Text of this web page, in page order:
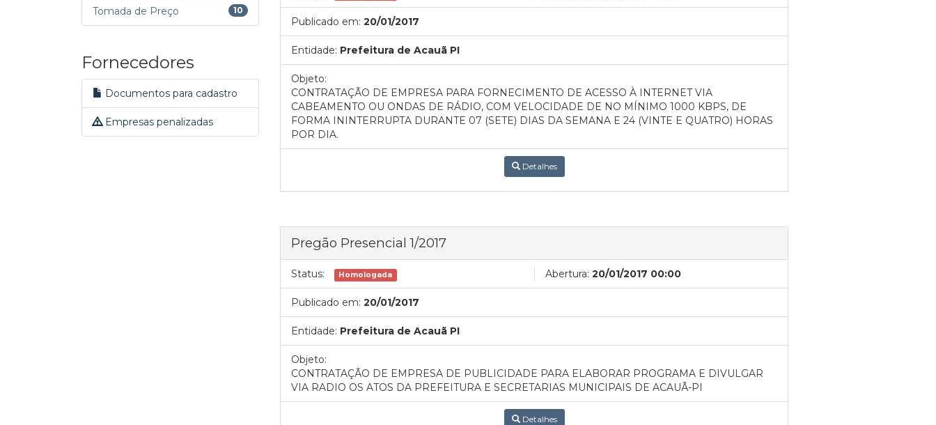
Tomada de Preço 10
Fornecedores
Documentos para cadastro
Empresas penalizadas
Publicado em: 20/01/2017
Entidade: Prefeitura de Acauã PI
Objeto:
CONTRATAÇÃO DE EMPRESA PARA FORNECIMENTO DE ACESSO À INTERNET VIA
CABEAMENTO OU ONDAS DE RÁDIO, COM VELOCIDADE DE NO MÍNIMO 1000 KBPS, DE
FORMA ININTERRUPTA DURANTE 07 (SETE) DIAS DA SEMANA E 24 (VINTE E QUATRO) HORAS
POR DIA.
Detalhes
Pregão Presencial 1/2017
Status: Homologada Abertura: 20/01/2017 00:00
Publicado em: 20/01/2017
Entidade: Prefeitura de Acauã PI
Objeto:
CONTRATAÇÃO DE EMPRESA DE PUBLICIDADE PARA ELABORAR PROGRAMA E DIVULGAR
VIA RADIO OS ATOS DA PREFEITURA E SECRETARIAS MUNICIPAIS DE ACAUÃ-PI
Detalhes